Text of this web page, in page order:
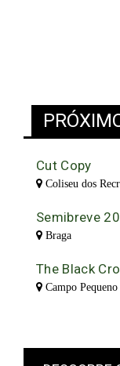
Cut Copy
Coliseu dos
Semibreve
Braga
The Black
Campo Pequeno